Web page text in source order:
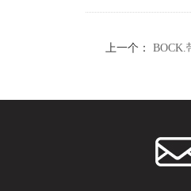
上一个： BOCK.